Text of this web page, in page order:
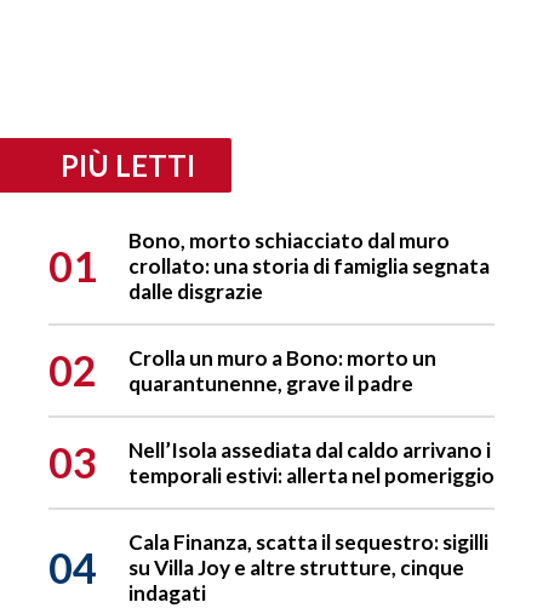
PIÙ LETTI
01
Bono, morto schiacciato dal muro
crollato: una storia di famiglia segnata
dalle disgrazie
02
Crolla un muro a Bono: morto un
quarantunenne, grave il padre
03
Nell’Isola assediata dal caldo arrivano i
temporali estivi: allerta nel pomeriggio
04
Cala Finanza, scatta il sequestro: sigilli
su Villa Joy e altre strutture, cinque
indagati